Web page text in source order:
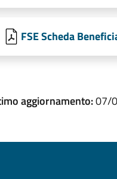
FSE Scheda
aggiornamento:07/